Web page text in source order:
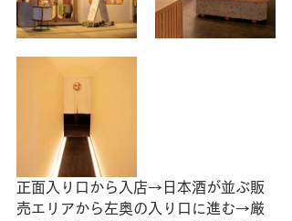
正面入り口から入店→日本酒が並ぶ販
売エリアから左奥の入り口に進む→厳